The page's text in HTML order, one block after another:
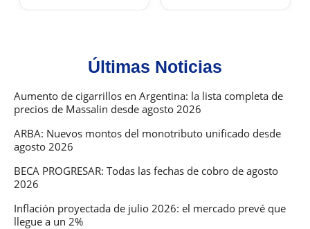
Últimas Noticias
Aumento de cigarrillos en Argentina: la lista completa de
precios de Massalin desde agosto 2026
ARBA: Nuevos montos del monotributo unificado desde
agosto 2026
BECA PROGRESAR: Todas las fechas de cobro de agosto
2026
Inflación proyectada de julio 2026: el mercado prevé que
llegue a un 2%